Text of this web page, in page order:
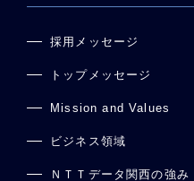
採用メッセージ
トップメッセージ
Mission and Values
ビジネス領域
ＮＴＴデータ関西の強み